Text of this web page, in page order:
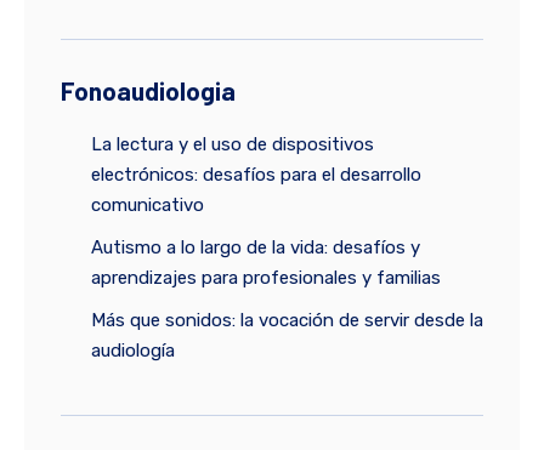
Fonoaudiologia
La lectura y el uso de dispositivos
electrónicos: desafíos para el desarrollo
comunicativo
Autismo a lo largo de la vida: desafíos y
aprendizajes para profesionales y familias
Más que sonidos: la vocación de servir desde la
audiología